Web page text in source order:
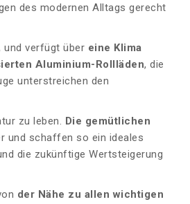
des modernen Alltags gerecht
und verfügt über eine Klima
Aluminium-Rollläden, die
unterstreichen den
zu leben. Die gemütlichen
und schaffen so ein ideales
die zukünftige Wertsteigerung
der Nähe zu allen wichtigen